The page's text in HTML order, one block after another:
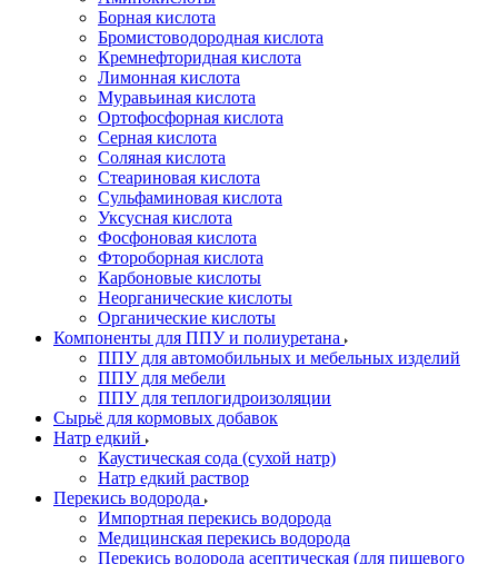
Борная кислота
Бромистоводородная кислота
Кремнефторидная кислота
Лимонная кислота
Муравьиная кислота
Ортофосфорная кислота
Серная кислота
Соляная кислота
Стеариновая кислота
Сульфаминовая кислота
Уксусная кислота
Фосфоновая кислота
Фтороборная кислота
Карбоновые кислоты
Неорганические кислоты
Органические кислоты
Компоненты для ППУ и полиуретана
ППУ для автомобильных и мебельных изделий
ППУ для мебели
ППУ для теплогидроизоляции
Сырьё для кормовых добавок
Натр едкий
Каустическая сода (сухой натр)
Натр едкий раствор
Перекись водорода
Импортная перекись водорода
Медицинская перекись водорода
Перекись водорода асептическая (для пищевого